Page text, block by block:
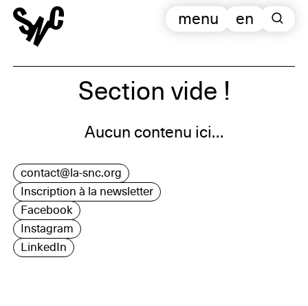
en
menu
Section vide !
Aucun contenu ici…
contact@la-snc.org
Inscription à la newsletter
Facebook
Instagram
LinkedIn